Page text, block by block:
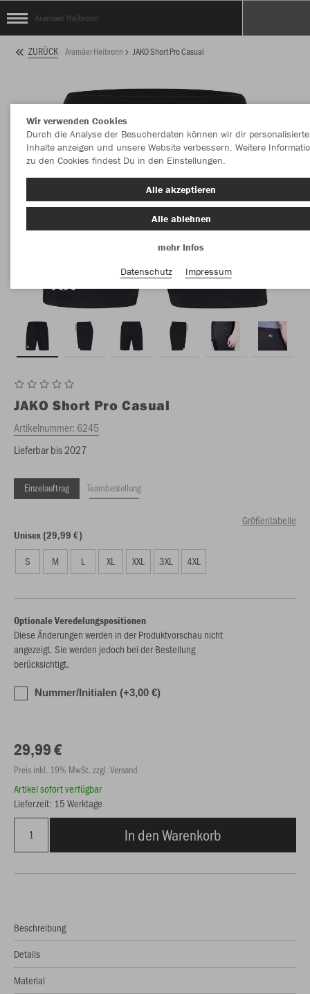
Aramäer Heibronn
ZURÜCK Aramäer Heibronn JAKO Short Pro Casual
JAKO Short Pro Casual
Artikelnummer: 6245
Lieferbar bis 2027
Einzelauftrag Teambestellung
Größentabelle
Unisex (29,99 €)
S M L XL XXL 3XL 4XL
Optionale Veredelungspositionen
Diese Änderungen werden in der Produktvorschau nicht
angezeigt. Sie werden jedoch bei der Bestellung
berücksichtigt.
Nummer/Initialen (+3,00 €)
29,99 €
Preis inkl. 19% MwSt. zzgl. Versand
Artikel sofort verfügbar
Lieferzeit: 15 Werktage
In den Warenkorb
Beschreibung
Details
Material
Wir verwenden Cookies
Durch die Analyse der Besucherdaten können wir dir personalisierte
Inhalte anzeigen und unsere Website verbessern. Weitere
zu den Cookies findest Du in den Einstellungen.
Alle akzeptieren
Alle ablehnen
mehr Infos
Datenschutz
Impressum